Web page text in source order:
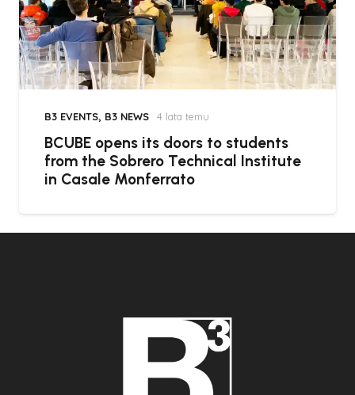
B3 EVENTS, B3 NEWS 4 lata temu
BCUBE opens its doors to students
from the Sobrero Technical Institute
in Casale Monferrato